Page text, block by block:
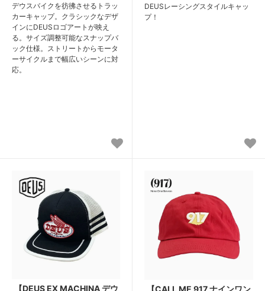
デウスバイクを彷彿させるトラッ
カーキャップ。クラシックなデザ
インにDEUSロゴアートが映え
る。サイズ調整可能なスナップバ
ック仕様。ストリートからモータ
ーサイクルまで幅広いシーンに対
応。
DEUSレーシングスタイルキャッ
プ！
【DEUS EX MACHINA デウ
【CALL ME 917 ナインワン